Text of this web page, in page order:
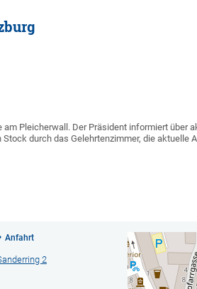
Pleicherwall. Der Präsident informiert über
durch das Gelehrtenzimmer, die aktuelle
Anfahrt
2